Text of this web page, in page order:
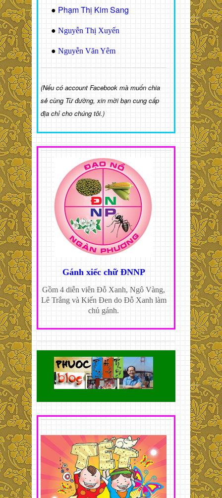
● Phạm Thị Kim Sang
● Nguyễn Thị Xuyến
● Nguyễn Văn Yêm
(Nếu có account Facebook mà muốn chia
sẻ cùng Từ đường, xin mời bạn cung cấp
địa chỉ cho chúng tôi.)
Gánh xiếc chữ ĐNNP
Gồm 4 diễn viên Đỗ Xanh, Ngô Vàng,
Lê Trắng và Kiến Đen do Đỗ Xanh làm
chủ gánh.